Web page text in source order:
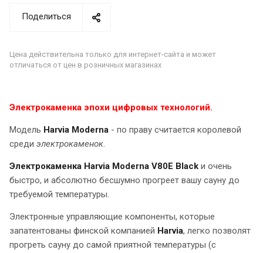
Поделиться
Цена действительна только для интернет-сайта и может
отличаться от цен в розничных магазинах
Электрокаменка эпохи цифровых технологий.
Модель Harvia Moderna - по праву считается королевой
среди электрокаменок.
Электрокаменка Harvia Moderna V80E Black и очень
быстро, и абсолютно бесшумно прогреет вашу сауну до
требуемой температуры.
Электронные управляющие компоненты, которые
запатентованы финской компанией Harvia, легко позволят
прогреть сауну до самой приятной температуры (с